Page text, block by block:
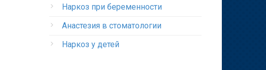
Наркоз при беременности
Анастезия в стоматологии
Наркоз у детей